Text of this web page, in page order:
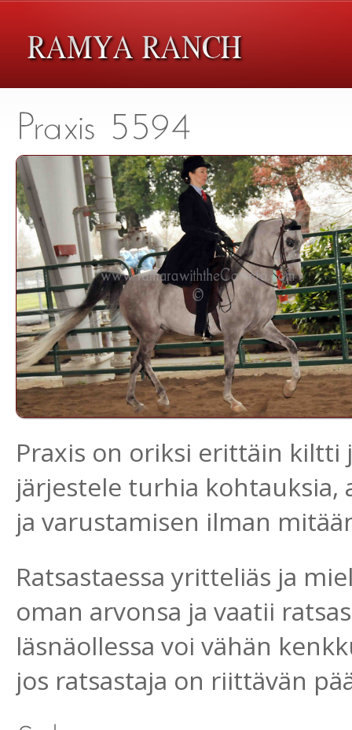
Praxis on oriksi erittäin kiltti
järjestele turhia
ja varustamisen ilman
Ratsastaessa yritteliäs ja
oman arvonsa ja vaatii
läsnäollessa voi vähän
jos ratsastaja on riittävän